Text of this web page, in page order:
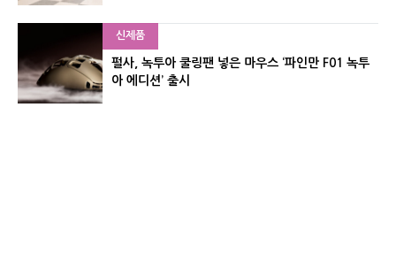
신제품
펄사, 녹투아 쿨링팬 넣은 마우스 ‘파인만 F01 녹투
아 에디션’ 출시